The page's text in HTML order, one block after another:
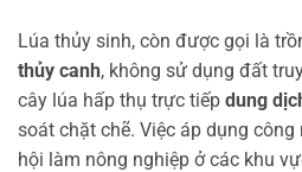
Lúa thủy sinh, còn được gọi là
thủy canh, không sử dụng đất
cây lúa hấp thụ trực tiếp dung
soát chặt chẽ. Việc áp dụng
hội làm nông nghiệp ở các khu